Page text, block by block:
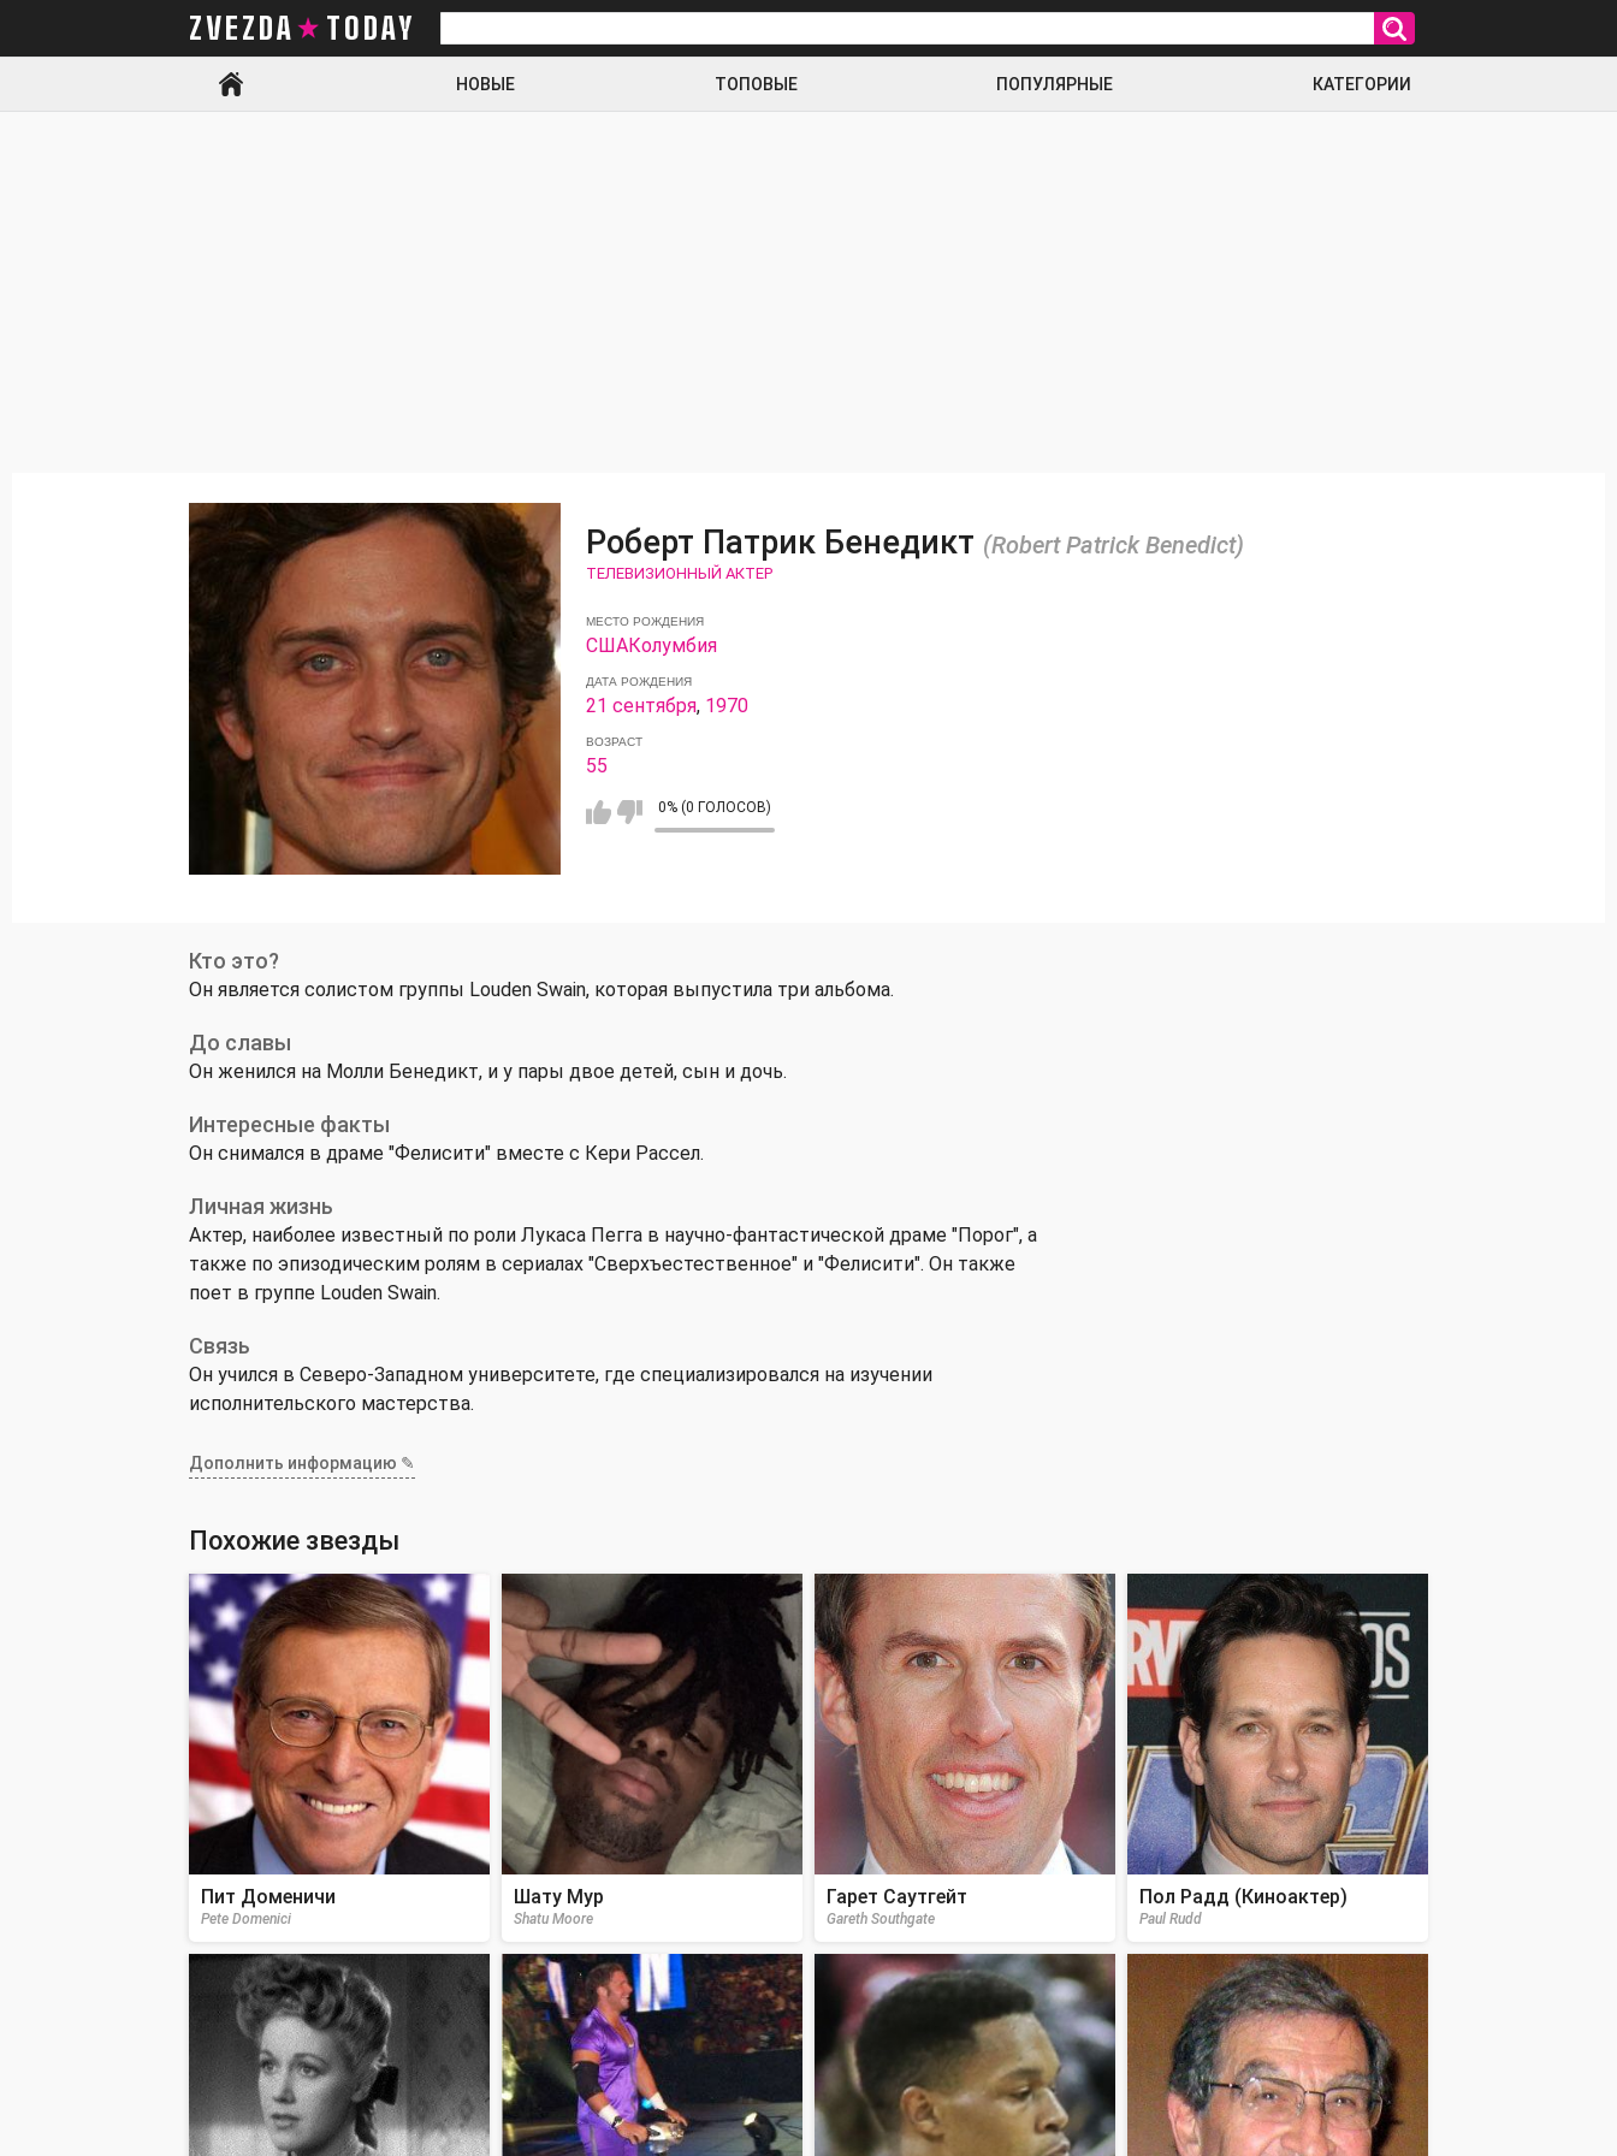
ZVEZDA TODAY
Искать
НОВЫЕ ТОПОВЫЕ ПОПУЛЯРНЫЕ КАТЕГОРИИ
Роберт Патрик Бенедикт (Robert Patrick Benedict)
ТЕЛЕВИЗИОННЫЙ АКТЕР
МЕСТО РОЖДЕНИЯ
СШАКолумбия
ДАТА РОЖДЕНИЯ
21 сентября, 1970
ВОЗРАСТ
55
0% (0 ГОЛОСОВ)
Кто это?
Он является солистом группы Louden Swain, которая выпустила три альбома.
До славы
Он женился на Молли Бенедикт, и у пары двое детей, сын и дочь.
Интересные факты
Он снимался в драме "Фелисити" вместе с Кери Рассел.
Личная жизнь
Актер, наиболее известный по роли Лукаса Пегга в научно-фантастической драме "Порог", а
также по эпизодическим ролям в сериалах "Сверхъестественное" и "Фелисити". Он также
поет в группе Louden Swain.
Связь
Он учился в Северо-Западном университете, где специализировался на изучении
исполнительского мастерства.
Дополнить информацию ✎
Похожие звезды
Пит Доменичи
Pete Domenici
Шату Мур
Shatu Moore
Гарет Саутгейт
Gareth Southgate
Пол Радд (Киноактер)
Paul Rudd